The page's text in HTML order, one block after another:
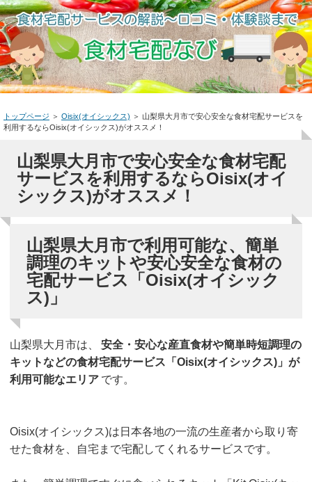
トップページ ＞ Oisix(オイシックス) ＞ 山梨県大月市で安心安全な食材宅配サービスを
利用するならOisix(オイシックス)がオススメ！
山梨県大月市で安心安全な食材宅配
サービスを利用するならOisix(オイ
シックス)がオススメ！
山梨県大月市で利用可能な、簡単
調理のキットや安心安全な食材の
宅配サービス「Oisix(オイシック
ス)」
山梨県大月市は、
安全・安心な産直食材や簡単時短調理の
キットなどの食材宅配サービス「Oisix(オイシックス)」が
利用可能なエリア です。
Oisix(オイシックス)は日本各地の一流の生産者から取り寄
せた食材を、自宅まで宅配してくれるサービスです。